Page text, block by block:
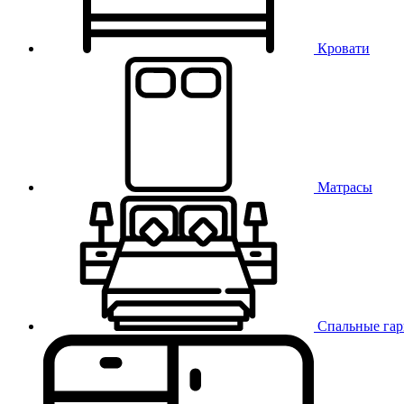
Кровати
Матрасы
Спальные